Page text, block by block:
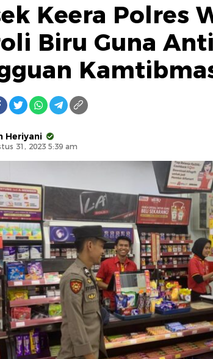
Keera Polres
Biru Guna
Heriyani
31, 2023 5:39 am